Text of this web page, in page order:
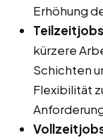
Erhöhung
kürzere
Schichten
Flexibilität